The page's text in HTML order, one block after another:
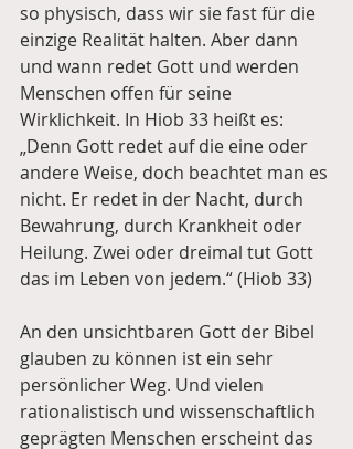
so physisch, dass wir sie fast für die
einzige Realität halten. Aber dann
und wann redet Gott und werden
Menschen offen für seine
Wirklichkeit. In Hiob 33 heißt es:
„Denn Gott redet auf die eine oder
andere Weise, doch beachtet man es
nicht. Er redet in der Nacht, durch
Bewahrung, durch Krankheit oder
Heilung. Zwei oder dreimal tut Gott
das im Leben von jedem.“ (Hiob 33)
An den unsichtbaren Gott der Bibel
glauben zu können ist ein sehr
persönlicher Weg. Und vielen
rationalistisch und wissenschaftlich
geprägten Menschen erscheint das